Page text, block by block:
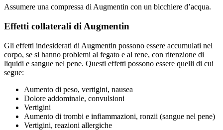
Assumere una compressa di Augmentin con un bicchiere d’acqua.
Effetti collaterali di Augmentin
Gli effetti indesiderati di Augmentin possono essere accumulati nel
corpo, se si hanno problemi al fegato e al rene, con ritenzione di
liquidi e sangue nel pene. Questi effetti possono essere quelli di cui
segue:
Aumento di peso, vertigini, nausea
Dolore addominale, convulsioni
Vertigini
Aumento di trombi e infiammazioni, ronzii (sangue nel pene)
Vertigini, reazioni allergiche